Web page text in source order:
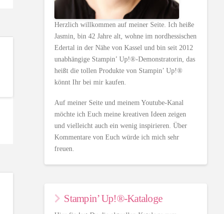
Herzlich willkommen auf meiner Seite. Ich heiße
Jasmin, bin 42 Jahre alt, wohne im nordhessischen
Edertal in der Nähe von Kassel und bin seit 2012
unabhängige Stampin’ Up!®-Demonstratorin, das
heißt die tollen Produkte von Stampin’ Up!®
könnt Ihr bei mir kaufen.
Auf meiner Seite und meinem Youtube-Kanal
möchte ich Euch meine kreativen Ideen zeigen
und vielleicht auch ein wenig inspirieren. Über
Kommentare von Euch würde ich mich sehr
freuen.
Stampin’ Up!®-Kataloge